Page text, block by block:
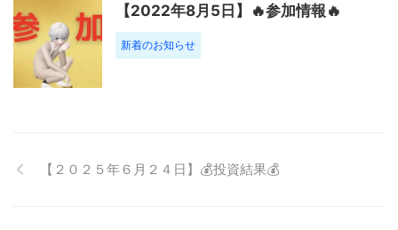
【2022年8月5日】🔥参加情報🔥
新着のお知らせ
【２０２５年６月２４日】💰投資結果💰